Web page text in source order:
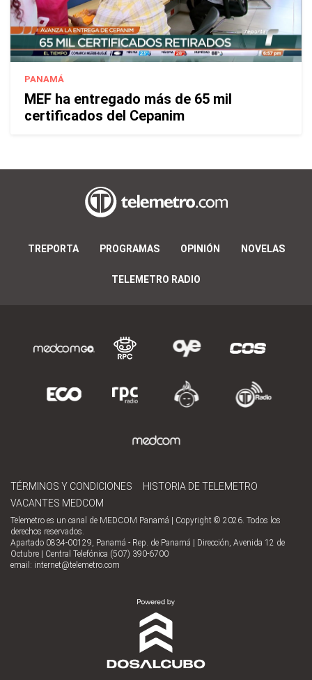
PANAMÁ
MEF ha entregado más de 65 mil
certificados del Cepanim
TREPORTA PROGRAMAS OPINIÓN NOVELAS
TELEMETRO RADIO
TÉRMINOS Y CONDICIONES
HISTORIA DE TELEMETRO
VACANTES MEDCOM
Telemetro es un canal de MEDCOM Panamá | Copyright © 2026. Todos los
derechos reservados.
Apartado 0834-00129, Panamá - Rep. de Panamá | Dirección, Avenida 12 de
Octubre | Central Telefónica (507) 390-6700
email: internet@telemetro.com